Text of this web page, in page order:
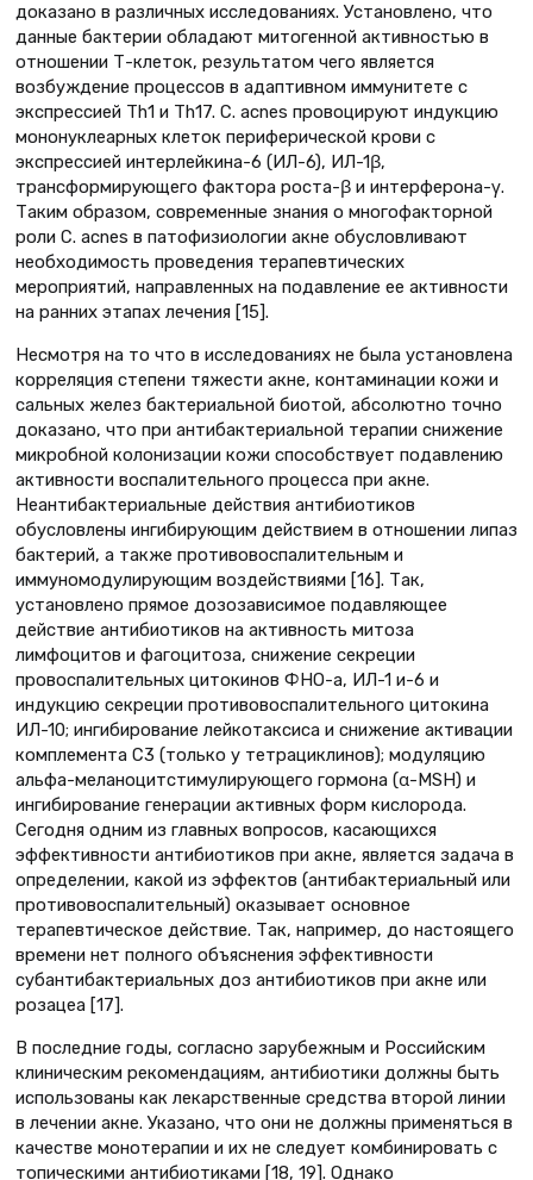
доказано в различных исследованиях. Установлено, что
данные бактерии обладают митогенной активностью в
отношении Т-клеток, результатом чего является
возбуждение процессов в адаптивном иммунитете с
экспрессией Th1 и Th17. C. acnes провоцируют индукцию
мононуклеарных клеток периферической крови с
экспрессией интерлейкина-6 (ИЛ-6), ИЛ-1β,
трансформирующего фактора роста-β и интерферона-γ.
Таким образом, современные знания о многофакторной
роли C. acnes в патофизиологии акне обусловливают
необходимость проведения терапевтических
мероприятий, направленных на подавление ее активности
на ранних этапах лечения [15].
Несмотря на то что в исследованиях не была установлена
корреляция степени тяжести акне, контаминации кожи и
сальных желез бактериальной биотой, абсолютно точно
доказано, что при антибактериальной терапии снижение
микробной колонизации кожи способствует подавлению
активности воспалительного процесса при акне.
Неантибактериальные действия антибиотиков
обусловлены ингибирующим действием в отношении липаз
бактерий, а также противовоспалительным и
иммуномодулирующим воздействиями [16]. Так,
установлено прямое дозозависимое подавляющее
действие антибиотиков на активность митоза
лимфоцитов и фагоцитоза, снижение секреции
провоспалительных цитокинов ФНО-a, ИЛ-1 и-6 и
индукцию секреции противовоспалительного цитокина
ИЛ-10; ингибирование лейкотаксиса и снижение активации
комплемента C3 (только у тетрациклинов); модуляцию
альфа-меланоцитстимулирующего гормона (α-MSH) и
ингибирование генерации активных форм кислорода.
Сегодня одним из главных вопросов, касающихся
эффективности антибиотиков при акне, является задача в
определении, какой из эффектов (антибактериальный или
противовоспалительный) оказывает основное
терапевтическое действие. Так, например, до настоящего
времени нет полного объяснения эффективности
субантибактериальных доз антибиотиков при акне или
розацеа [17].
В последние годы, согласно зарубежным и Российским
клиническим рекомендациям, антибиотики должны быть
использованы как лекарственные средства второй линии
в лечении акне. Указано, что они не должны применяться в
качестве монотерапии и их не следует комбинировать с
топическими антибиотиками [18, 19]. Однако